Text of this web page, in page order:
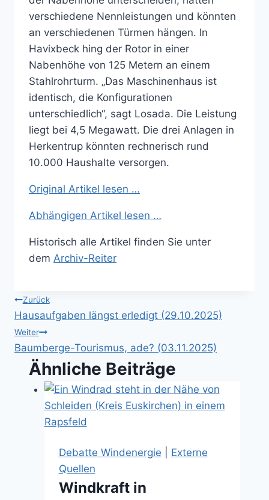
verschiedene Nennleistungen und könnten
an verschiedenen Türmen hängen. In
Havixbeck hing der Rotor in einer
Nabenhöhe von 125 Metern an einem
Stahlrohrturm. „Das Maschinenhaus ist
identisch, die Konfigurationen
unterschiedlich“, sagt Losada. Die Leistung
liegt bei 4,5 Megawatt. Die drei Anlagen in
Herkentrup könnten rechnerisch rund
10.000 Haushalte versorgen.
Original Artikel lesen …
Abhängigen Artikel lesen …
Historisch alle Artikel finden Sie unter
dem Archiv-Reiter
Beitragsnavigation
Zurück
Hausaufgaben längst erledigt (29.10.2025)
Weiter
Baumberge-Tourismus, ade? (03.11.2025)
Ähnliche Beiträge
Debatte Windenergie
Externe
Quellen
Windkraft in